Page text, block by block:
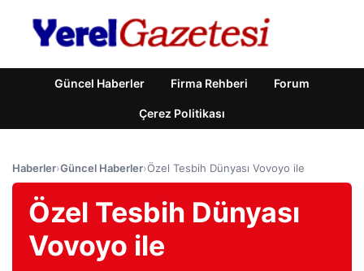
Güncel Haberler Firma Rehberi Forum
Çerez Politikası
Haberler›Güncel Haberler›Özel Tesbih Dünyası Vovoyo ile
Özel Tesbih Dünyası
Vovoyo ile